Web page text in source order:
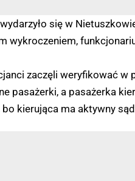
się w
wykroczeniem,
zaczęli weryfikować w
pasażerki, a pasażerka
kierująca ma aktywny